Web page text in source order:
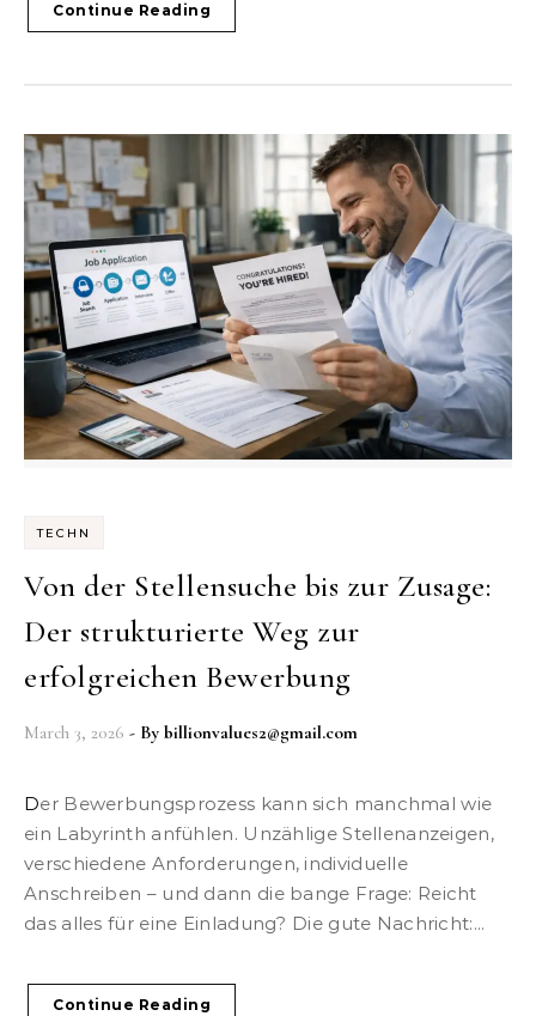
Continue Reading
TECHN
Von der Stellensuche bis zur Zusage:
Der strukturierte Weg zur
erfolgreichen Bewerbung
March 3, 2026 - By billionvalues2@gmail.com
Der Bewerbungsprozess kann sich manchmal wie
ein Labyrinth anfühlen. Unzählige Stellenanzeigen,
verschiedene Anforderungen, individuelle
Anschreiben – und dann die bange Frage: Reicht
das alles für eine Einladung? Die gute Nachricht:...
Continue Reading